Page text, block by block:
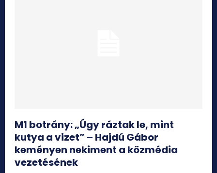
M1 botrány: „Úgy ráztak le, mint
kutya a vizet” – Hajdú Gábor
keményen nekiment a közmédia
vezetésének